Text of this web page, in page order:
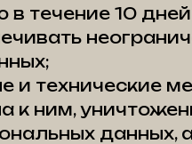
течение 10
и технические
к ним,